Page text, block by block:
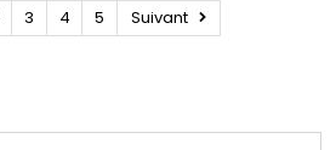
3 4 5 Suivant